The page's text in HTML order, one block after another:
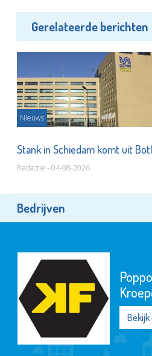
Gerelateerde berichten
Nieuws
Stank in Schiedam komt uit
Redactie - 04-08-2026
Bedrijven
Bekijk